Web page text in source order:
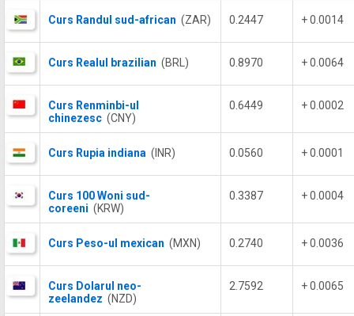
Curs Randul sud-african (ZAR) 0.2447 + 0.0014
Curs Realul brazilian (BRL) 0.8970 + 0.0064
Curs Renminbi-ul
chinezesc (CNY)
0.6449 + 0.0002
Curs Rupia indiana (INR) 0.0560 + 0.0001
Curs 100 Woni sud-
coreeni (KRW)
0.3387 + 0.0004
Curs Peso-ul mexican (MXN) 0.2740 + 0.0036
Curs Dolarul neo-
zeelandez (NZD)
2.7592 + 0.0065